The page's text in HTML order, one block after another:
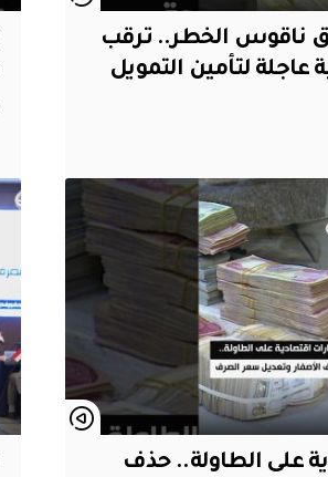
ناقوس الخطر.. ترقب
لتأمين التمويل
على الطاولة.. حذف